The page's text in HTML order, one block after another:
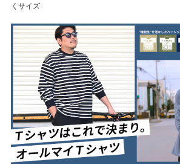
くサイズ